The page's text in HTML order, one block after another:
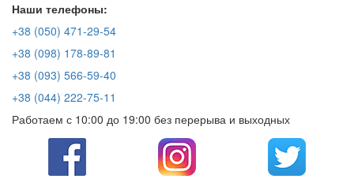
Наши телефоны:
+38 (050) 471-29-54
+38 (098) 178-89-81
+38 (093) 566-59-40
+38 (044) 222-75-11
Работаем с 10:00 до 19:00 без перерыва и выходных